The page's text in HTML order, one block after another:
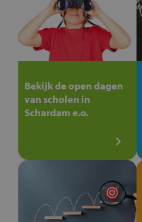
Bekijk de open dagen
van scholen in
Schardam e.o.